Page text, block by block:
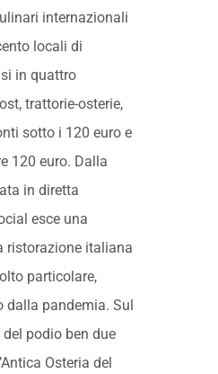
internazionali
locali di
in quattro
trattorie-osterie,
sotto i 120 euro e
120 euro. Dalla
in diretta
esce una
ristorazione italiana
particolare,
pandemia. Sul
podio ben due
Osteria del